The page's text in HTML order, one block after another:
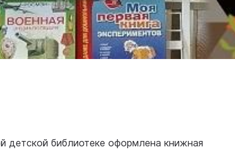
детской библиотеке оформлена книжная